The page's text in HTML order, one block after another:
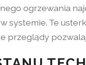
ogrzewania
systemie. Te
przeglądy